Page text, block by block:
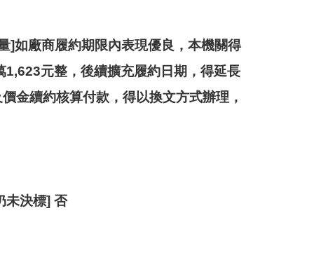
]如廠商履約期限內表現優良，本機關得
元整，後續擴充履約日期，得延長
金續約核算付款，得以換文方式辦理，
未決標] 否